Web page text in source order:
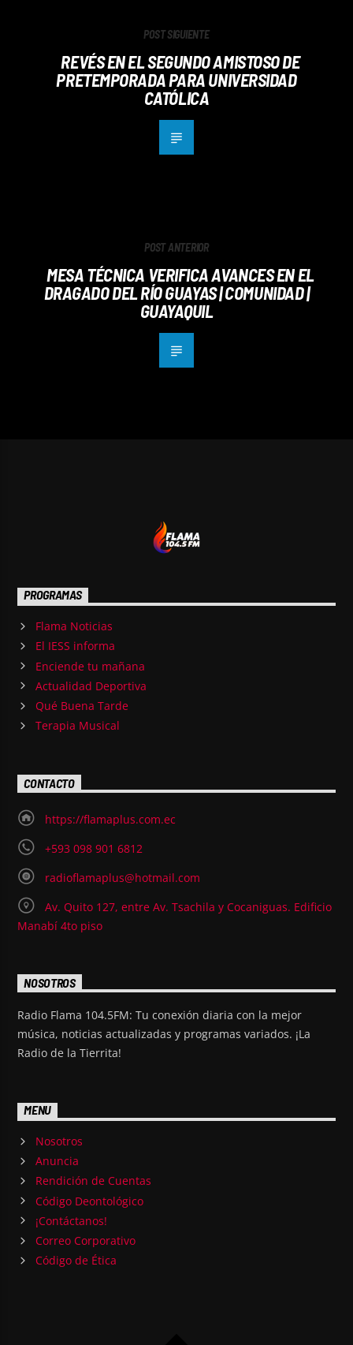
POST SIGUIENTE
REVÉS EN EL SEGUNDO AMISTOSO DE
PRETEMPORADA PARA UNIVERSIDAD
CATÓLICA
POST ANTERIOR
MESA TÉCNICA VERIFICA AVANCES EN EL
DRAGADO DEL RÍO GUAYAS | COMUNIDAD |
GUAYAQUIL
PROGRAMAS
Flama Noticias
El IESS informa
Enciende tu mañana
Actualidad Deportiva
Qué Buena Tarde
Terapia Musical
CONTACTO
https://flamaplus.com.ec
+593 098 901 6812
radioflamaplus@hotmail.com
Av. Quito 127, entre Av. Tsachila y Cocaniguas. Edificio
Manabí 4to piso
NOSOTROS
Radio Flama 104.5FM: Tu conexión diaria con la mejor
música, noticias actualizadas y programas variados. ¡La
Radio de la Tierrita!
MENU
Nosotros
Anuncia
Rendición de Cuentas
Código Deontológico
¡Contáctanos!
Correo Corporativo
Código de Ética